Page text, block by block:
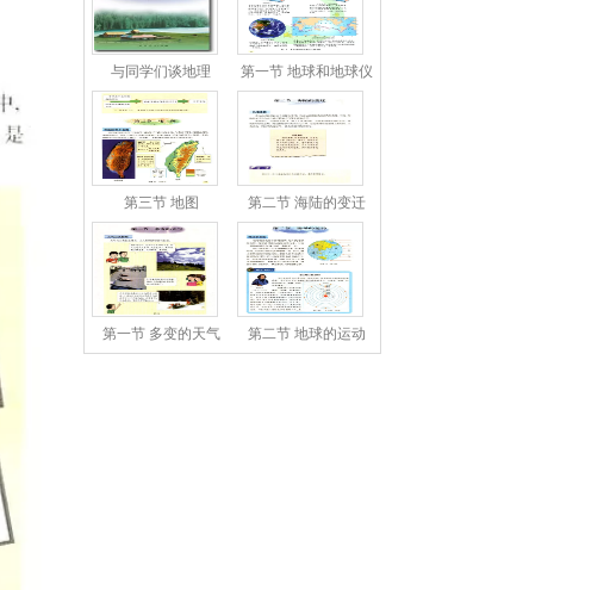
与同学们谈地理 第一节 地球和地球仪
第三节 地图 第二节 海陆的变迁
第一节 多变的天气 第二节 地球的运动